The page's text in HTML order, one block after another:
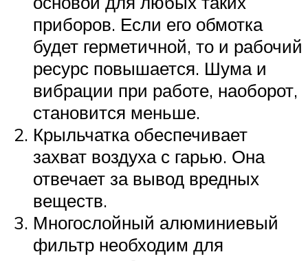
приборов. Если его обмотка
будет герметичной, то и рабочий
ресурс повышается. Шума и
вибрации при работе, наоборот,
становится меньше.
Крыльчатка обеспечивает
захват воздуха с гарью. Она
отвечает за вывод вредных
веществ.
Многослойный алюминиевый
фильтр необходим для